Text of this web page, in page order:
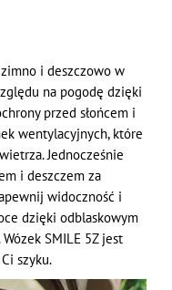
i deszczowo w
na pogodę dzięki
przed słońcem i
wentylacyjnych, które
Jednocześnie
i deszczem za
widoczność i
dzięki odblaskowym
SMILE 5Z jest
szyku.